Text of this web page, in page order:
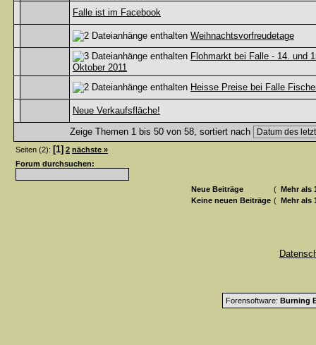
Falle ist im Facebook
Weihnachtsvorfreudetage
Flohmarkt bei Falle - 14. und
Oktober 2011
Heisse Preise bei Falle
Neue Verkaufsfläche!
Zeige Themen 1 bis 50 von 58, sortiert nach
Seiten (2): [1] 2 nächste »
Forum durchsuchen:
Neue Beiträge ( Mehr als
Keine neuen Beiträge ( Mehr als
Forensoftware: Burning